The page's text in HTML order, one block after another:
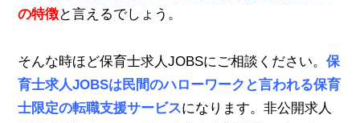
の特徴と言えるでしょう。
そんな時ほど保育士求人JOBSにご相談ください。保
育士求人JOBSは民間のハローワークと言われる保育
士限定の転職支援サービスになります。非公開求人